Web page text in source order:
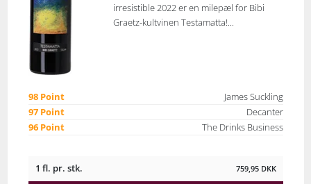
irresistible 2022 er en milepæl for Bibi
Graetz-kultvinen Testamatta!...
98 Point
James Suckling
97 Point
Decanter
96 Point
The Drinks Business
1 fl. pr. stk. 759,95 DKK